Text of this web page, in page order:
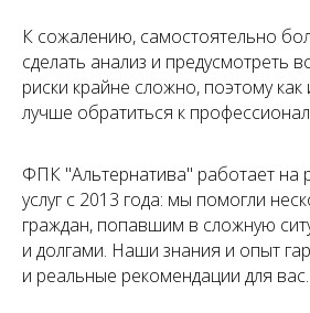
К сожалению, самостоятельно
сделать анализ и предусмотреть
риски крайне сложно, поэтому
лучше обратиться к
ФПК "Альтернатива" работает на
услуг с 2013 года: мы помогли
граждан, попавшим в сложную
и долгами. Наши знания и опыт
и реальные рекомендации для вас.